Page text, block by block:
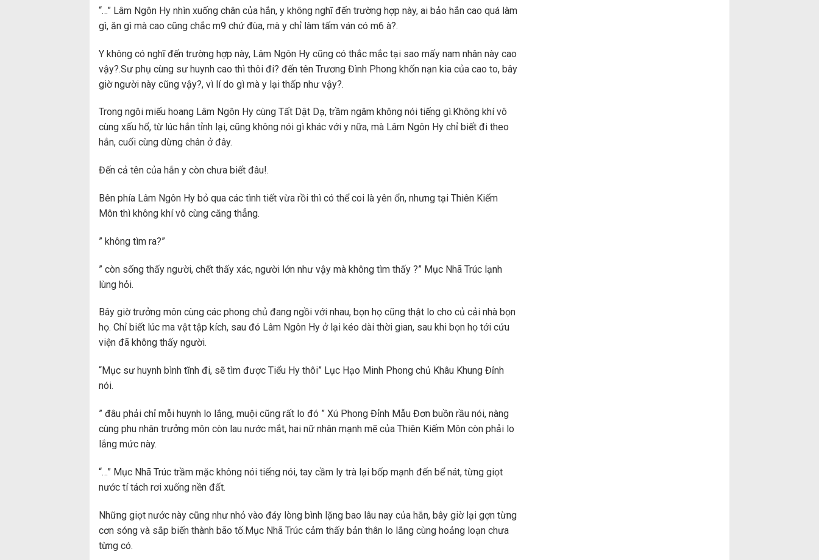
“…” Lâm Ngôn Hy nhìn xuống chân của hắn, y không nghĩ đến trường hợp này, ai bảo hắn cao quá làm
gì, ăn gì mà cao cũng chắc m9 chứ đùa, mà y chỉ làm tấm ván có m6 à?.
Y không có nghĩ đến trường hợp này, Lâm Ngôn Hy cũng có thắc mắc tại sao mấy nam nhân này cao
vậy?.Sư phụ cùng sư huynh cao thì thôi đi? đến tên Trương Đình Phong khốn nạn kia của cao to, bây
giờ người này cũng vậy?, vì lí do gì mà y lại thấp như vậy?.
Trong ngôi miếu hoang Lâm Ngôn Hy cùng Tất Dật Dạ, trầm ngâm không nói tiếng gì.Không khí vô
cùng xấu hổ, từ lúc hắn tỉnh lại, cũng không nói gì khác với y nữa, mà Lâm Ngôn Hy chỉ biết đi theo
hắn, cuối cùng dừng chân ở đây.
Đến cả tên của hắn y còn chưa biết đâu!.
Bên phía Lâm Ngôn Hy bỏ qua các tình tiết vừa rồi thì có thể coi là yên ổn, nhưng tại Thiên Kiếm
Môn thì không khí vô cùng căng thẳng.
” không tìm ra?”
” còn sống thấy người, chết thấy xác, người lớn như vậy mà không tìm thấy ?” Mục Nhã Trúc lạnh
lùng hỏi.
Bây giờ trưởng môn cùng các phong chủ đang ngồi với nhau, bọn họ cũng thật lo cho củ cải nhà bọn
họ. Chỉ biết lúc ma vật tập kích, sau đó Lâm Ngôn Hy ở lại kéo dài thời gian, sau khi bọn họ tới cứu
viện đã không thấy người.
“Mục sư huynh bình tĩnh đi, sẽ tìm được Tiểu Hy thôi” Lục Hạo Minh Phong chủ Khâu Khung Đỉnh
nói.
” đâu phải chỉ mỗi huynh lo lắng, muội cũng rất lo đó ” Xú Phong Đỉnh Mẫu Đơn buồn rầu nói, nàng
cùng phu nhân trưởng môn còn lau nước mắt, hai nữ nhân mạnh mẽ của Thiên Kiếm Môn còn phải lo
lắng mức này.
“…” Mục Nhã Trúc trầm mặc không nói tiếng nói, tay cầm ly trà lại bốp mạnh đến bể nát, từng giọt
nước tí tách rơi xuống nền đất.
Những giọt nước này cũng như nhỏ vào đáy lòng bình lặng bao lâu nay của hắn, bây giờ lại gợn từng
cơn sóng và sắp biến thành bão tố.Mục Nhã Trúc cảm thấy bản thân lo lắng cùng hoảng loạn chưa
từng có.